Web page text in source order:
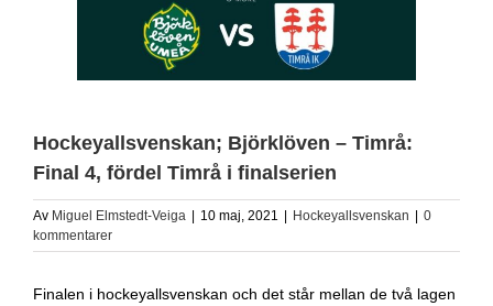
Hockeyallsvenskan; Björklöven – Timrå:
Final 4, fördel Timrå i finalserien
Av Miguel Elmstedt-Veiga | 10 maj, 2021 | Hockeyallsvenskan | 0
kommentarer
Finalen i hockeyallsvenskan och det står mellan de två lagen